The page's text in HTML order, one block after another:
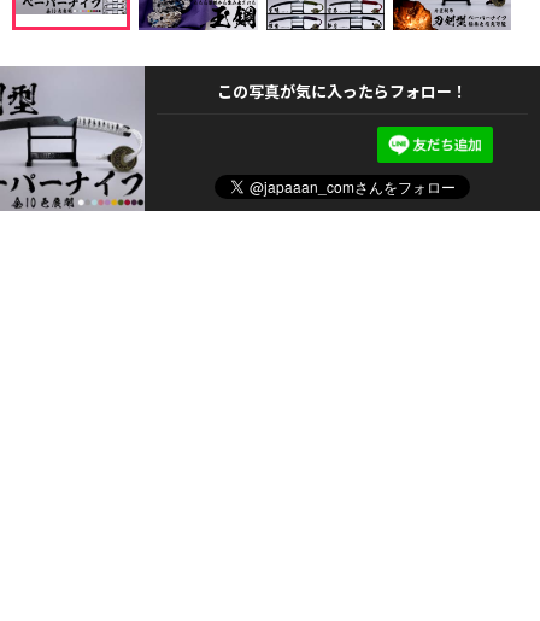
この写真が気に入ったらフォロー！